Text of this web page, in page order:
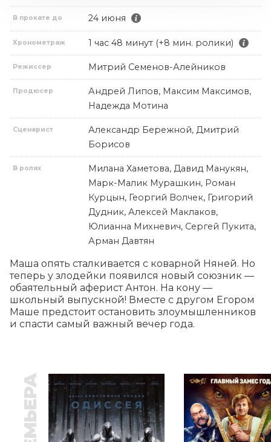
В прокате до 24 июня
Хронометраж 1 час 48 минут (+8 мин. ролики)
Режиссер Митрий Семенов-Алейников
Продюсер
Андрей Липов, Максим Максимов,
Надежда Мотина
Сценарист
Александр Бережной, Дмитрий
Борисов
В ролях
Милана Хаметова, Давид Манукян,
Марк-Малик Мурашкин, Роман
Курцын, Георгий Волчек, Григорий
Дудник, Алексей Маклаков,
Юлианна Михневич, Сергей Пукита,
Арман Давтян
Маша опять сталкивается с коварной Няней. Но
теперь у злодейки появился новый союзник —
обаятельный аферист Антон. На кону —
школьный выпускной! Вместе с другом Егором
Маше предстоит остановить злоумышленников
и спасти самый важный вечер года.